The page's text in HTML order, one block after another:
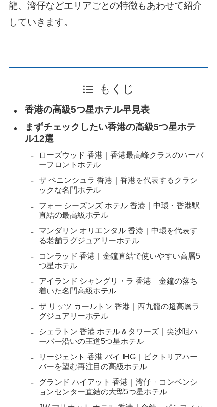
龍、湾仔などエリアごとの特徴もあわせて紹介
していきます。
もくじ
香港の高級5つ星ホテル早見表
まずチェックしたい香港の高級5つ星ホテ
ル12選
ローズウッド 香港｜香港最高峰クラスのハーバ
ーフロントホテル
ザ ペニンシュラ 香港｜香港を代表するクラシ
ックな名門ホテル
フォー シーズンズ ホテル 香港｜中環・香港駅
直結の最高級ホテル
マンダリン オリエンタル 香港｜中環を代表す
る老舗ラグジュアリーホテル
コンラッド 香港｜金鐘直結で使いやすい高層5
つ星ホテル
アイランド シャングリ・ラ 香港｜金鐘の落ち
着いた名門高級ホテル
ザ リッツ カールトン 香港｜西九龍の超高層ラ
グジュアリーホテル
シェラトン 香港 ホテル＆タワーズ｜尖沙咀ハ
ーバー沿いの王道5つ星ホテル
リージェント 香港 バイ IHG｜ビクトリアハー
バーを望む再注目の高級ホテル
グランド ハイアット 香港｜湾仔・コンベンシ
ョンセンター直結の大型5つ星ホテル